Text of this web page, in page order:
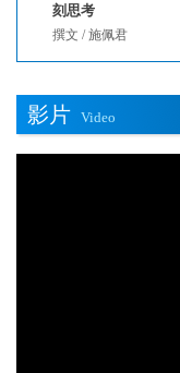
刻思考
撰文 / 施佩君
影片 Video